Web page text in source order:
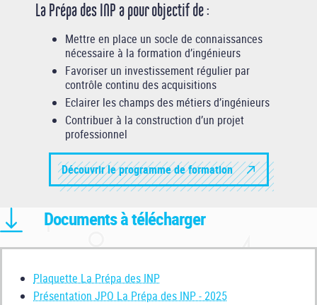
La Prépa des INP a pour objectif de :
Mettre en place un socle de connaissances
nécessaire à la formation d’ingénieurs
Favoriser un investissement régulier par
contrôle continu des acquisitions
Eclairer les champs des métiers d’ingénieurs
Contribuer à la construction d’un projet
professionnel
Découvrir le programme de formation
Documents à télécharger
Plaquette La Prépa des INP
Présentation JPO La Prépa des INP - 2025